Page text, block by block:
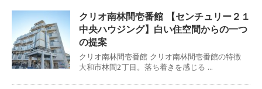
クリオ南林間壱番館 【センチュリー２１
中央ハウジング】白い住空間からの一つ
の提案
クリオ南林間壱番館 クリオ南林間壱番館の特徴
大和市林間2丁目。落ち着きを感じる ...